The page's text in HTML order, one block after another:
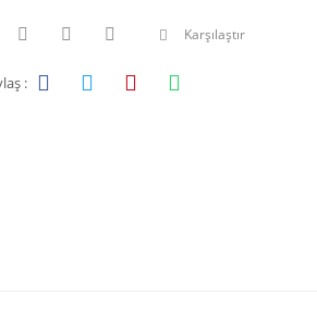
Karşılaştır
: